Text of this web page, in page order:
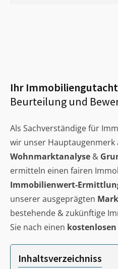
Ihr
Beurteilung und
Als Sachverständige für
wir unser Hauptaugenmerk
Wohnmarktanalyse &
ermitteln einen fairen
Immobilienwert-
unserer ausgeprägten
bestehende & zukünftige
Sie nach einen
Inhaltsverzeichniss